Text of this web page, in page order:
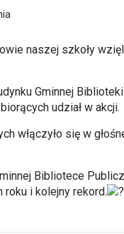
naszej szkoły
Gminnej
udział w akcji.
włączyło się w
Bibliotece
roku i kolejny rekord.